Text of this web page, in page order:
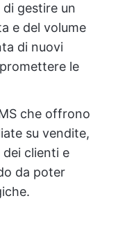
gestire un
e del volume
di nuovi
le
che offrono
su vendite,
clienti e
da poter